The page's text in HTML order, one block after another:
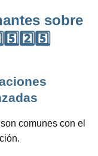
sobre
comunes con el